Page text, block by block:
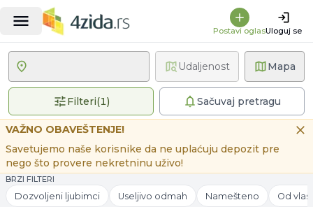
Postavi oglasUloguj se
Mapa
Filteri(1)1 primenjen filterSačuvaj pretragu
Udaljenost
VAŽNO OBAVEŠTENJE!
Savetujemo naše korisnike da ne uplaćuju depozit pre
nego što provere nekretninu uživo!
BRZI FILTERI
Dozvoljeni ljubimci Useljivo odmah Namešteno Od